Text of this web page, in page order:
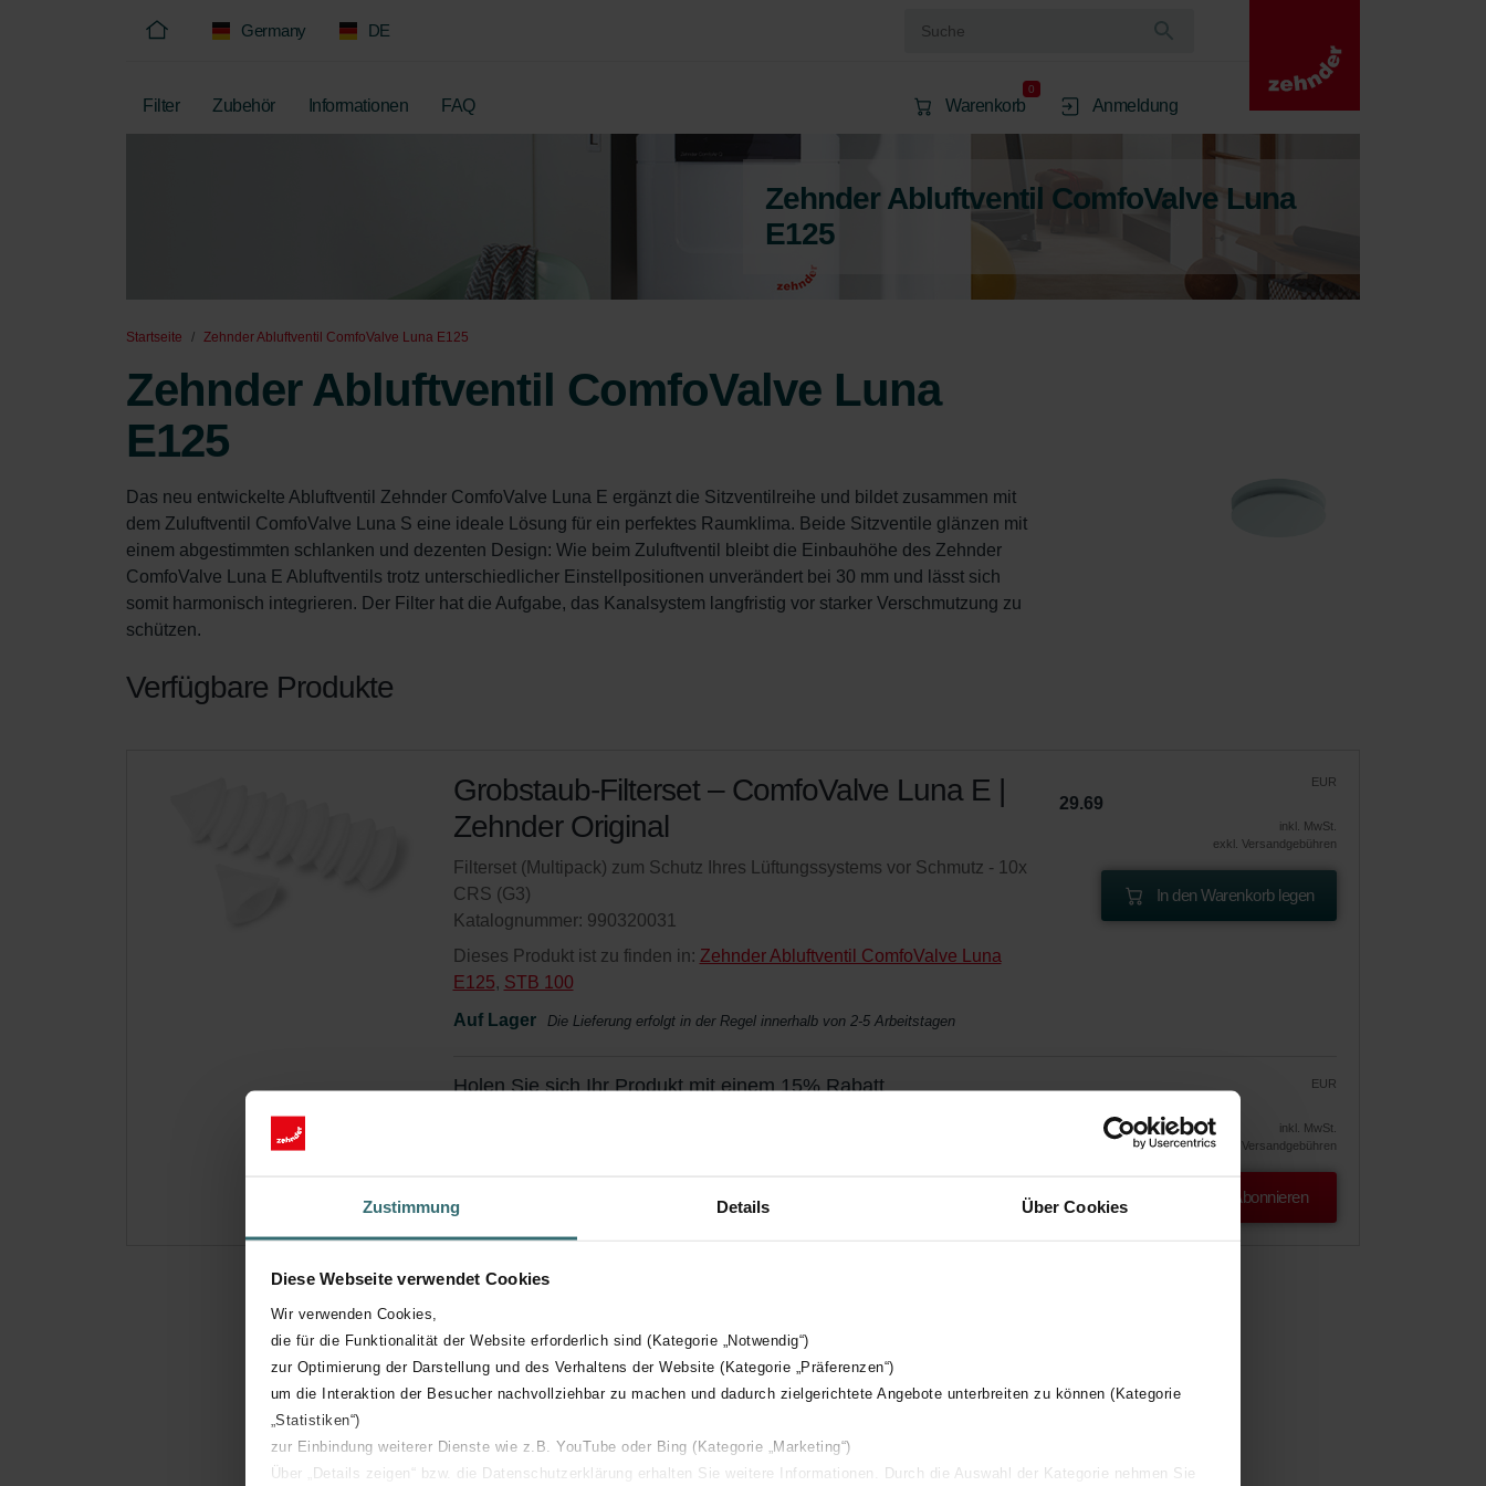
Zustimmung Details Über Cookies
Diese Webseite verwendet Cookies
Wir verwenden Cookies,
die für die Funktionalität der Website erforderlich sind (Kategorie „Notwendig“)
zur Optimierung der Darstellung und des Verhaltens der Website (Kategorie „Präferenzen“)
um die Interaktion der Besucher nachvollziehbar zu machen und dadurch zielgerichtete Angebote unterbreiten zu können (Kategorie
„Statistiken“)
zur Einbindung weiterer Dienste wie z.B. YouTube oder Bing (Kategorie „Marketing“)
Über „Details zeigen“ bzw. die Datenschutzerklärung erhalten Sie weitere Informationen. Durch die Auswahl der Kategorie nehmen Sie
Germany DE
Filter Zubehör Informationen FAQ Warenkorb
0
Anmeldung
Zehnder Abluftventil ComfoValve Luna
E125
Startseite Zehnder Abluftventil ComfoValve Luna E125
Zehnder Abluftventil ComfoValve Luna
E125
Das neu entwickelte Abluftventil Zehnder ComfoValve Luna E ergänzt die Sitzventilreihe und bildet zusammen mit
dem Zuluftventil ComfoValve Luna S eine ideale Lösung für ein perfektes Raumklima. Beide Sitzventile glänzen mit
einem abgestimmten schlanken und dezenten Design: Wie beim Zuluftventil bleibt die Einbauhöhe des Zehnder
ComfoValve Luna E Abluftventils trotz unterschiedlicher Einstellpositionen unverändert bei 30 mm und lässt sich
somit harmonisch integrieren. Der Filter hat die Aufgabe, das Kanalsystem langfristig vor starker Verschmutzung zu
schützen.
Verfügbare Produkte
Grobstaub-Filterset – ComfoValve Luna E |
Zehnder Original
Filterset (Multipack) zum Schutz Ihres Lüftungssystems vor Schmutz - 10x
CRS (G3)
Katalognummer: 990320031
Dieses Produkt ist zu finden in: Zehnder Abluftventil ComfoValve Luna
E125, STB 100
Auf Lager
Die Lieferung erfolgt in der Regel innerhalb von 2-5 Arbeitstagen
EUR
29.69
inkl. MwSt.
exkl. Versandgebühren
In den Warenkorb legen
Holen Sie sich Ihr Produkt mit einem 15% Rabatt EUR
inkl. MwSt.
exkl. Versandgebühren
Abonnieren